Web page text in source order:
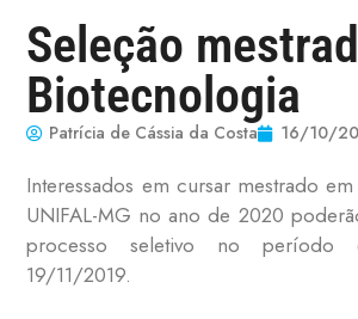
Seleção
Biotecnologia
Patrícia de Cássia da Costa 16/10/
Interessados em cursar mestrado
UNIFAL-MG no ano de 2020
processo seletivo no
19/11/2019.